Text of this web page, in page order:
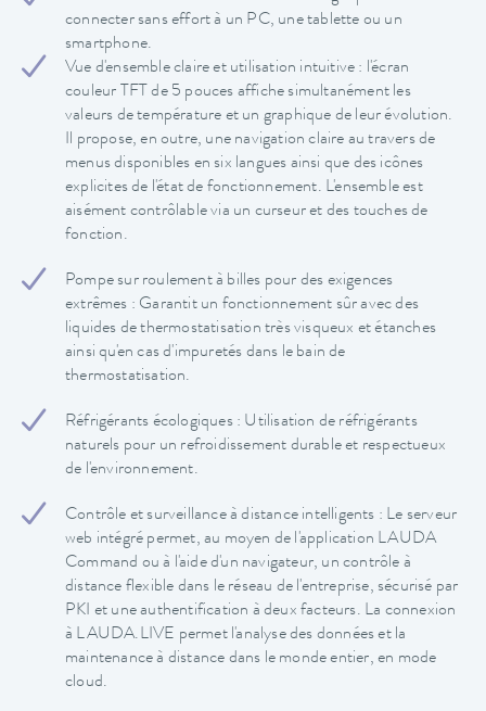
connecter sans effort à un PC, une tablette ou un
smartphone.
Vue d'ensemble claire et utilisation intuitive : l'écran
couleur TFT de 5 pouces affiche simultanément les
valeurs de température et un graphique de leur évolution.
Il propose, en outre, une navigation claire au travers de
menus disponibles en six langues ainsi que des icônes
explicites de l'état de fonctionnement. L'ensemble est
aisément contrôlable via un curseur et des touches de
fonction.
Pompe sur roulement à billes pour des exigences
extrêmes : Garantit un fonctionnement sûr avec des
liquides de thermostatisation très visqueux et étanches
ainsi qu'en cas d'impuretés dans le bain de
thermostatisation.
Réfrigérants écologiques : Utilisation de réfrigérants
naturels pour un refroidissement durable et respectueux
de l'environnement.
Contrôle et surveillance à distance intelligents : Le serveur
web intégré permet, au moyen de l'application LAUDA
Command ou à l'aide d'un navigateur, un contrôle à
distance flexible dans le réseau de l'entreprise, sécurisé par
PKI et une authentification à deux facteurs. La connexion
à LAUDA.LIVE permet l'analyse des données et la
maintenance à distance dans le monde entier, en mode
cloud.